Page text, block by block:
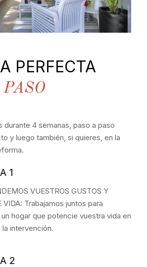
PERFECTA
durante 4 semanas, paso a paso
y luego también, si quieres, en la
1
VUESTROS GUSTOS Y
VIDA: Trabajamos juntos para
hogar que potencie vuestra vida en
intervención.
2